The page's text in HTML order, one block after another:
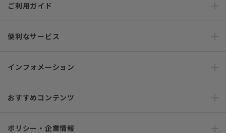
ご利用ガイド
便利なサービス
インフォメーション
おすすめコンテンツ
ポリシー・企業情報